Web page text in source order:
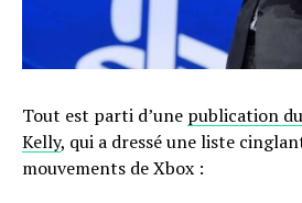
Tout est parti d’une publication
Kelly, qui a dressé une liste
mouvements de Xbox :